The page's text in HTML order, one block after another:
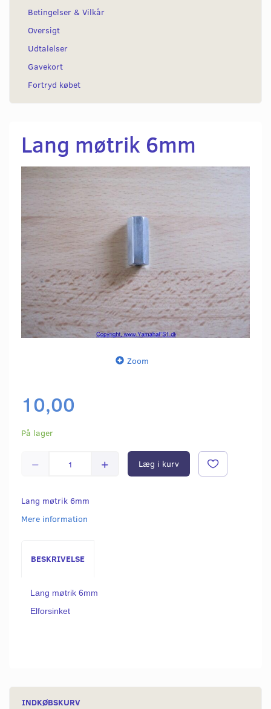
Betingelser & Vilkår
Oversigt
Udtalelser
Gavekort
Fortryd købet
Lang møtrik 6mm
Zoom
10,00
På lager
Læg i kurv
Lang møtrik 6mm
Mere information
BESKRIVELSE
Lang møtrik 6mm
Elforsinket
INDKØBSKURV